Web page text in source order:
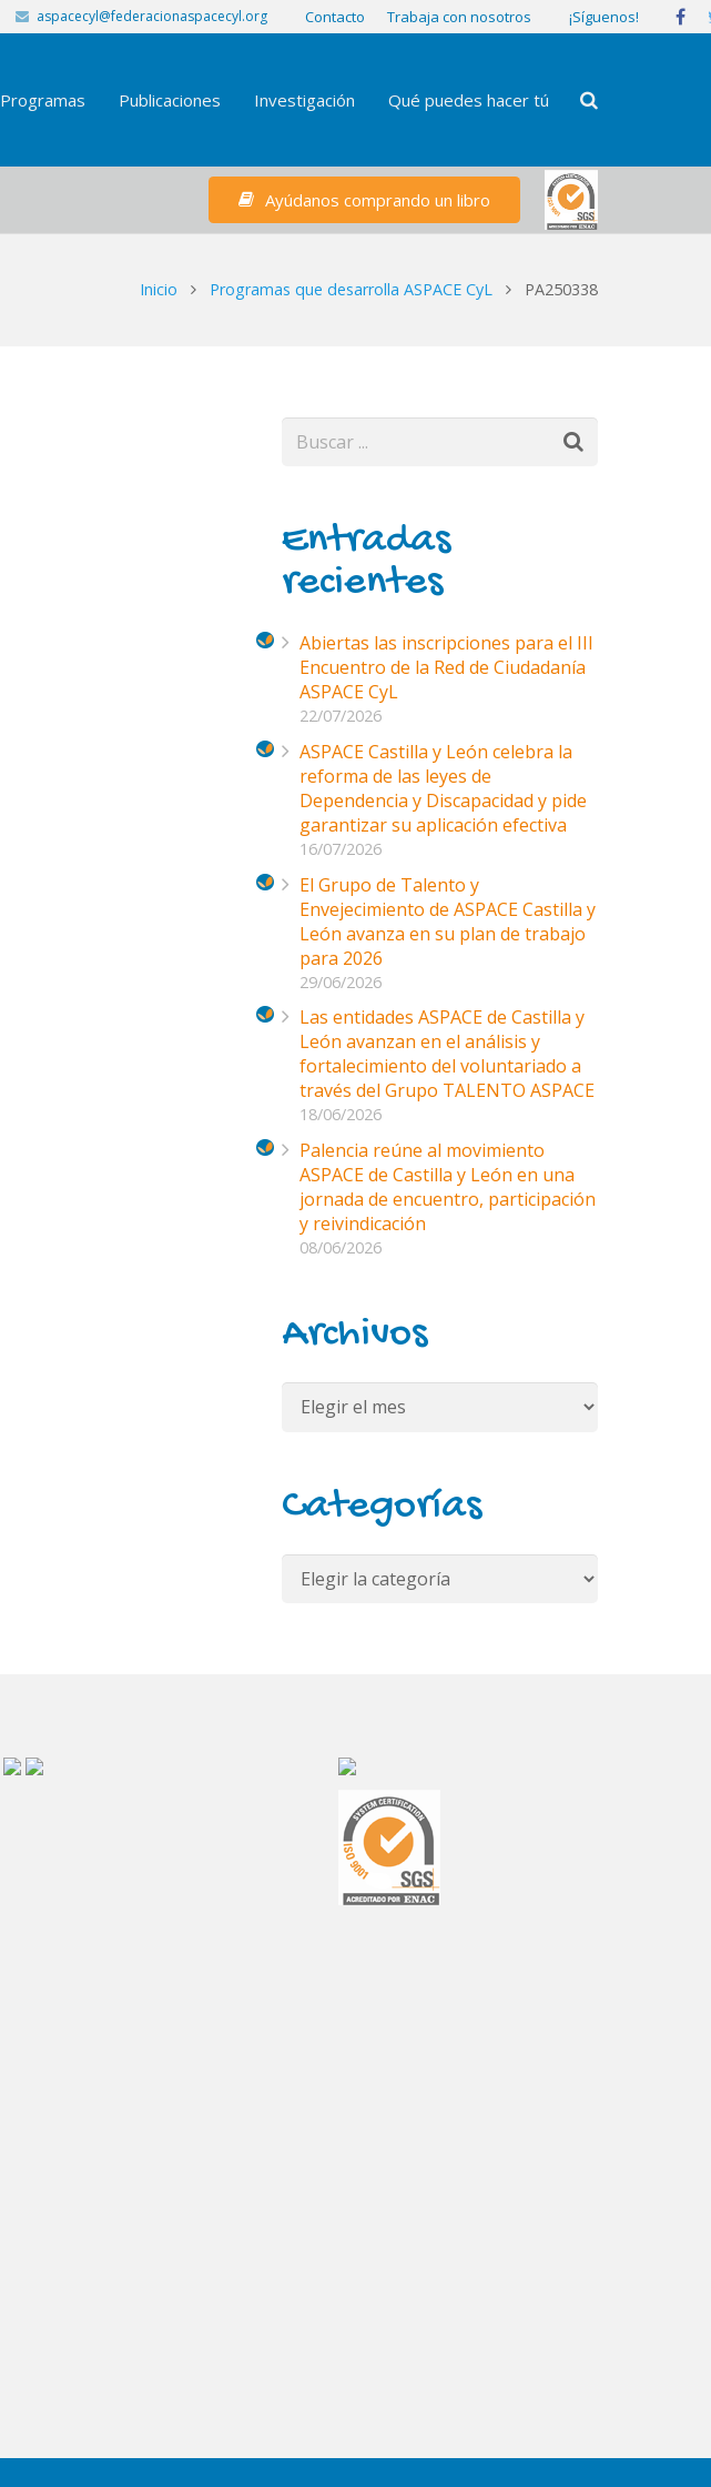
aspacecyl@federacionaspacecyl.org Contacto Trabaja con nosotros ¡Síguenos!
Programas Publicaciones Investigación Qué puedes hacer tú
Ayúdanos comprando un libro
Inicio Programas que desarrolla ASPACE CyL PA250338
Entradas
recientes
Abiertas las inscripciones para el III
Encuentro de la Red de Ciudadanía
ASPACE CyL
22/07/2026
ASPACE Castilla y León celebra la
reforma de las leyes de
Dependencia y Discapacidad y pide
garantizar su aplicación efectiva
16/07/2026
El Grupo de Talento y
Envejecimiento de ASPACE Castilla y
León avanza en su plan de trabajo
para 2026
29/06/2026
Las entidades ASPACE de Castilla y
León avanzan en el análisis y
fortalecimiento del voluntariado a
través del Grupo TALENTO ASPACE
18/06/2026
Palencia reúne al movimiento
ASPACE de Castilla y León en una
jornada de encuentro, participación
y reivindicación
08/06/2026
Archivos
Archivos
Categorías
Categorías